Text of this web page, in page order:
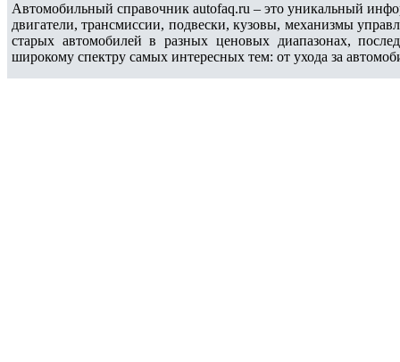
Автомобильный справочник autofaq.ru – это уникальный
двигатели, трансмиссии, подвески, кузовы, механизмы
старых автомобилей в разных ценовых диапазонах,
широкому спектру самых интересных тем: от ухода за